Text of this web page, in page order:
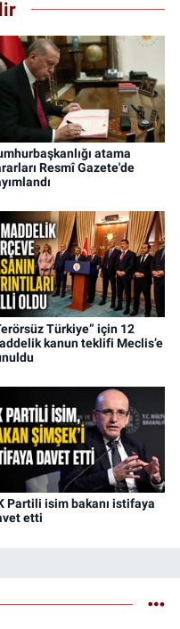
atama
Resmî Gazete'de
Türkiye” için 12
kanun teklifi Meclis’e
Partili isim bakanı istifaya
etti